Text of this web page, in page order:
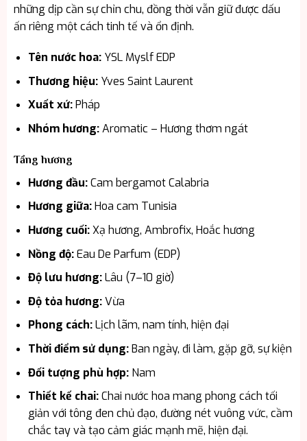
những dịp cần sự chỉn chu, đồng thời vẫn giữ được dấu
ấn riêng một cách tinh tế và ổn định.
Tên nước hoa:YSL Myslf EDP
Thương hiệu:Yves Saint Laurent
Xuất xứ:Pháp
Nhóm hương:Aromatic – Hương thơm ngát
Tầng hương
Hương đầu:Cam bergamot Calabria
Hương giữa:Hoa cam Tunisia
Hương cuối:Xạ hương, Ambrofix, Hoắc hương
Nồng độ:Eau De Parfum (EDP)
Độ lưu hương:Lâu (7–10 giờ)
Độ tỏa hương:Vừa
Phong cách:Lịch lãm, nam tính, hiện đại
Thời điểm sử dụng:Ban ngày, đi làm, gặp gỡ, sự kiện
Đối tượng phù hợp:Nam
Thiết kế chai:Chai nước hoa mang phong cách tối
giản với tông đen chủ đạo, đường nét vuông vức, cầm
chắc tay và tạo cảm giác mạnh mẽ, hiện đại.